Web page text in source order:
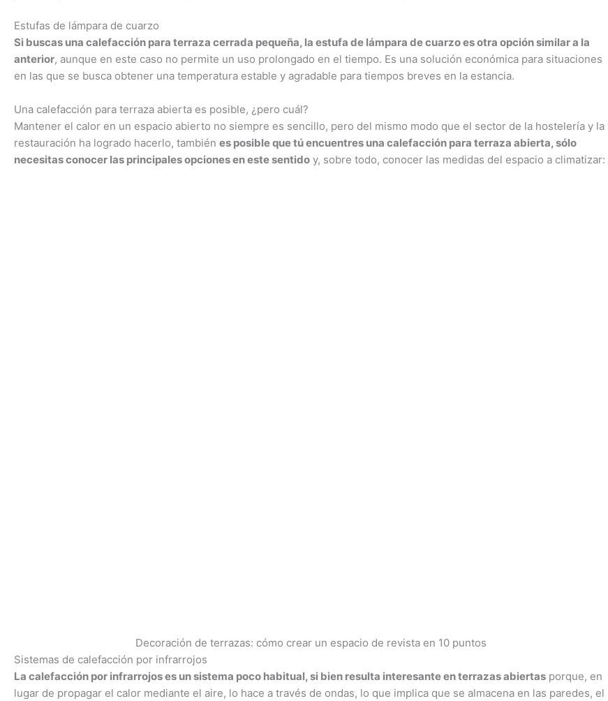
Estufas de lámpara de cuarzo
Si buscas una calefacción para terraza cerrada pequeña, la estufa de lámpara de cuarzo es otra opción similar a la
anterior, aunque en este caso no permite un uso prolongado en el tiempo. Es una solución económica para situaciones
en las que se busca obtener una temperatura estable y agradable para tiempos breves en la estancia.
Una calefacción para terraza abierta es posible, ¿pero cuál?
Mantener el calor en un espacio abierto no siempre es sencillo, pero del mismo modo que el sector de la hostelería y la
restauración ha logrado hacerlo, también es posible que tú encuentres una calefacción para terraza abierta, sólo
necesitas conocer las principales opciones en este sentido y, sobre todo, conocer las medidas del espacio a climatizar:
Decoración de terrazas: cómo crear un espacio de revista en 10 puntos
Sistemas de calefacción por infrarrojos
La calefacción por infrarrojos es un sistema poco habitual, si bien resulta interesante en terrazas abiertas porque, en
lugar de propagar el calor mediante el aire, lo hace a través de ondas, lo que implica que se almacena en las paredes, el